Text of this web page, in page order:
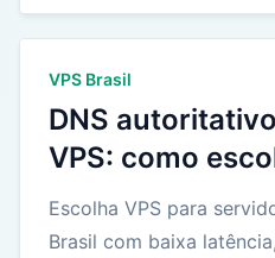
VPS Brasil
DNS
VPS: como
Escolha VPS para
Brasil com baixa